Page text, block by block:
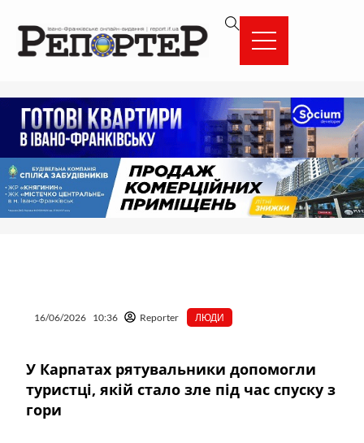
вмісту
16/06/2026 10:36 Reporter ЛЮДИ
У Карпатах рятувальники допомогли
туристці, якій стало зле під час спуску з
гори